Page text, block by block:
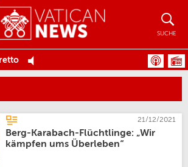
SUCHE
21/12/2021
Berg-Karabach-Flüchtlinge: „Wir
kämpfen ums Überleben“